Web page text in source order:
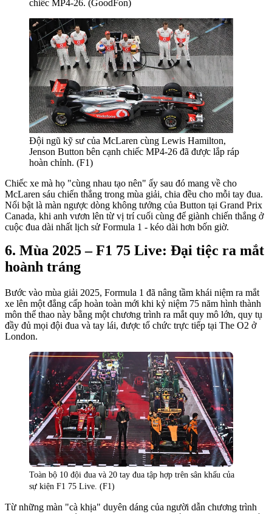
chiếc MP4-26. (GoodFon)
Đội ngũ kỹ sư của McLaren cùng Lewis Hamilton,
Jenson Button bên cạnh chiếc MP4-26 đã được lắp ráp
hoàn chỉnh. (F1)
Chiếc xe mà họ "cùng nhau tạo nên" ấy sau đó mang về cho
McLaren sáu chiến thắng trong mùa giải, chia đều cho mỗi tay đua.
Nổi bật là màn ngược dòng không tưởng của Button tại Grand Prix
Canada, khi anh vươn lên từ vị trí cuối cùng để giành chiến thắng ở
cuộc đua dài nhất lịch sử Formula 1 - kéo dài hơn bốn giờ.
Mùa 2025 – F1 75 Live: Đại tiệc ra mắt
hoành tráng
Bước vào mùa giải 2025, Formula 1 đã nâng tầm khái niệm ra mắt
xe lên một đẳng cấp hoàn toàn mới khi kỷ niệm 75 năm hình thành
môn thể thao này bằng một chương trình ra mắt quy mô lớn, quy tụ
đầy đủ mọi đội đua và tay lái, được tổ chức trực tiếp tại The O2 ở
London.
Toàn bộ 10 đội đua và 20 tay đua tập hợp trên sân khấu của
sự kiện F1 75 Live. (F1)
Từ những màn "cà khịa" duyên dáng của người dẫn chương trình